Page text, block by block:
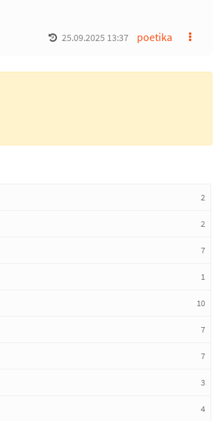
poetika
25.09.2025 13:37
2
2
7
1
10
7
7
3
4